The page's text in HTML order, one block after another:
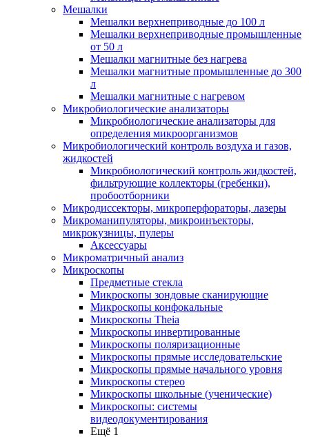
Мешалки
Мешалки верхнеприводные до 100 л
Мешалки верхнеприводные промышленные
от 50 л
Мешалки магнитные без нагрева
Мешалки магнитные промышленные до 300
л
Мешалки магнитные с нагревом
Микробиологические анализаторы
Микробиологические анализаторы для
определения микроорганизмов
Микробиологический контроль воздуха и газов,
жидкостей
Микробиологический контроль жидкостей,
фильтрующие коллекторы (гребенки),
пробоотборники
Микродиссекторы, микроперфораторы, лазеры
Микроманипуляторы, микроинъекторы,
микрокузницы, пулеры
Аксессуары
Микроматричный анализ
Микроскопы
Предметные стекла
Микроскопы зондовые сканирующие
Микроскопы конфокальные
Микроскопы Theia
Микроскопы инвертированные
Микроскопы поляризационные
Микроскопы прямые исследовательские
Микроскопы прямые начального уровня
Микроскопы стерео
Микроскопы школьные (ученические)
Микроскопы: системы
видеодокументирования
Ещё 1